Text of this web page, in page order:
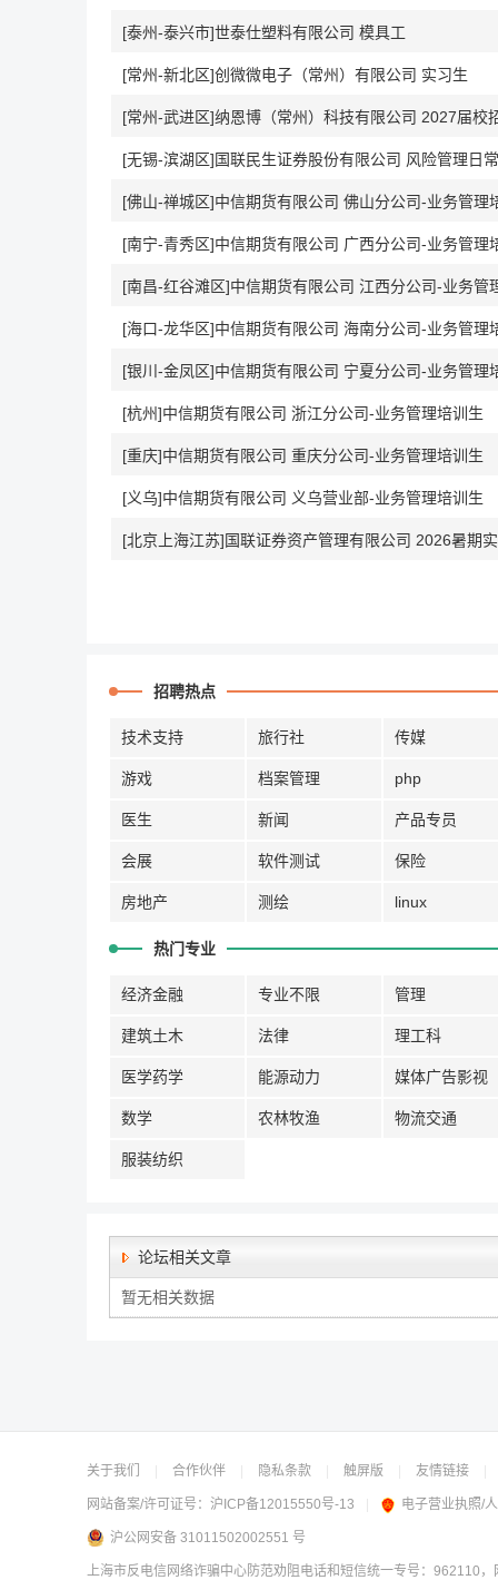
[泰州-泰兴市]世泰仕塑料有限公司 模具工
[常州-新北区]创微微电子（常州）有限公司 实习生
[常州-武进区]纳恩博（常州）科技有限公司 2027届校
[无锡-滨湖区]国联民生证券股份有限公司 风险管理日
[佛山-禅城区]中信期货有限公司 佛山分公司-业务管理
[南宁-青秀区]中信期货有限公司 广西分公司-业务管理
[南昌-红谷滩区]中信期货有限公司 江西分公司-业务管
[海口-龙华区]中信期货有限公司 海南分公司-业务管理
[银川-金凤区]中信期货有限公司 宁夏分公司-业务管理
[杭州]中信期货有限公司 浙江分公司-业务管理培训生
[重庆]中信期货有限公司 重庆分公司-业务管理培训生
[义乌]中信期货有限公司 义乌营业部-业务管理培训生
[北京上海江苏]国联证券资产管理有限公司 2026暑期
招聘热点
技术支持 旅行社 传媒
游戏 档案管理 php
医生 新闻 产品专员
会展 软件测试 保险
房地产 测绘 linux
热门专业
经济金融 专业不限 管理
建筑土木 法律 理工科
医学药学 能源动力 媒体广告影视
数学 农林牧渔 物流交通
服装纺织
论坛相关文章
暂无相关数据
关于我们 合作伙伴 隐私条款 触屏版 友情链接
网站备案/许可证号： 沪ICP备12015550号-13 电子营业执照/
沪公网安备 31011502002551 号
上海市反电信网络诈骗中心防范劝阻电话和短信统一专号：962110